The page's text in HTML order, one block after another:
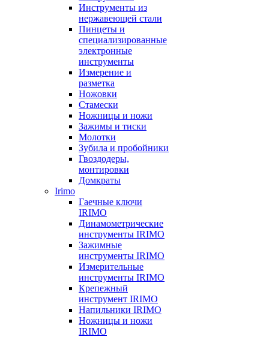
Инструменты из
нержавеющей стали
Пинцеты и
специализированные
электронные
инструменты
Измерение и
разметка
Ножовки
Стамески
Ножницы и ножи
Зажимы и тиски
Молотки
Зубила и пробойники
Гвоздодеры,
монтировки
Домкраты
Irimo
Гаечные ключи
IRIMO
Динамометрические
инструменты IRIMO
Зажимные
инструменты IRIMO
Измерительные
инструменты IRIMO
Крепежный
инструмент IRIMO
Напильники IRIMO
Ножницы и ножи
IRIMO